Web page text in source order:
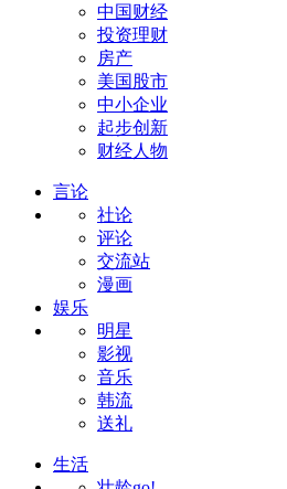
中国财经
投资理财
房产
美国股市
中小企业
起步创新
财经人物
言论
社论
评论
交流站
漫画
娱乐
明星
影视
音乐
韩流
送礼
生活